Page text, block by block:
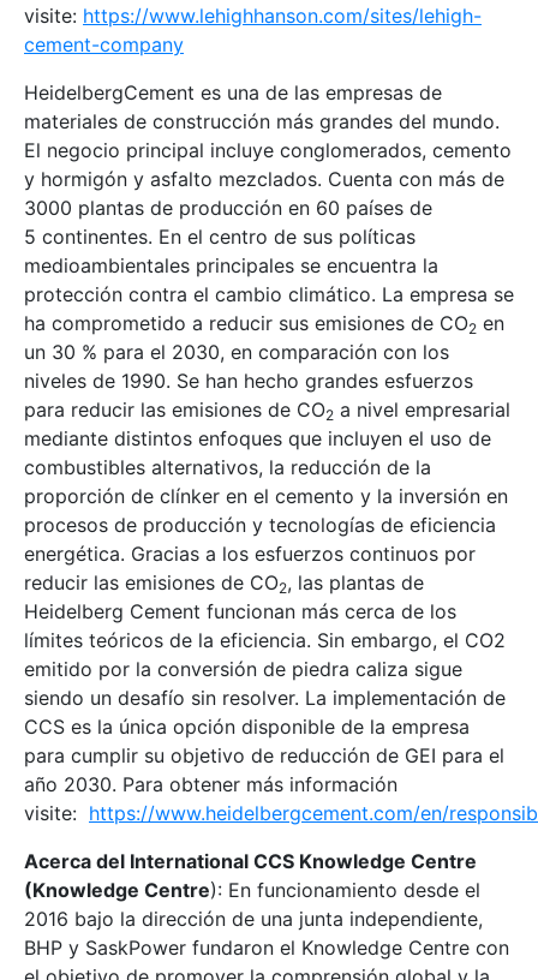
visite: https://www.lehighhanson.com/sites/lehigh-
cement-company
HeidelbergCement es una de las empresas de
materiales de construcción más grandes del mundo.
El negocio principal incluye conglomerados, cemento
y hormigón y asfalto mezclados. Cuenta con más de
3000 plantas de producción en 60 países de
5 continentes. En el centro de sus políticas
medioambientales principales se encuentra la
protección contra el cambio climático. La empresa se
ha comprometido a reducir sus emisiones de CO2 en
un 30 % para el 2030, en comparación con los
niveles de 1990. Se han hecho grandes esfuerzos
para reducir las emisiones de CO2 a nivel empresarial
mediante distintos enfoques que incluyen el uso de
combustibles alternativos, la reducción de la
proporción de clínker en el cemento y la inversión en
procesos de producción y tecnologías de eficiencia
energética. Gracias a los esfuerzos continuos por
reducir las emisiones de CO2, las plantas de
Heidelberg Cement funcionan más cerca de los
límites teóricos de la eficiencia. Sin embargo, el CO2
emitido por la conversión de piedra caliza sigue
siendo un desafío sin resolver. La implementación de
CCS es la única opción disponible de la empresa
para cumplir su objetivo de reducción de GEI para el
año 2030. Para obtener más información
visite: https://www.heidelbergcement.com/en/
Acerca del International CCS Knowledge Centre
(Knowledge Centre): En funcionamiento desde el
2016 bajo la dirección de una junta independiente,
BHP y SaskPower fundaron el Knowledge Centre con